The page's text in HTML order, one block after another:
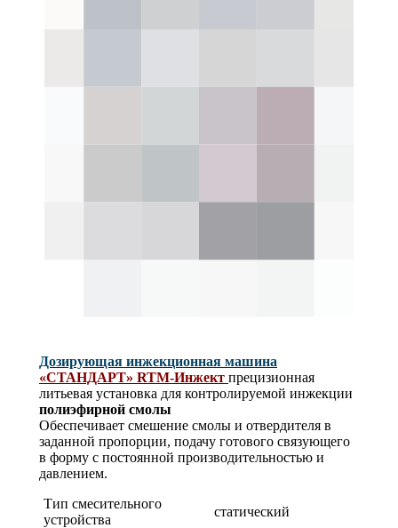
Дозирующая инжекционная машина
«СТАНДАРТ» RTM-Инжект прецизионная
литьевая установка для контролируемой инжекции
полиэфирной смолы
Обеспечивает смешение смолы и отвердителя в
заданной пропорции, подачу готового связующего
в форму с постоянной производительностью и
давлением.
Тип смесительного
устройства
статический